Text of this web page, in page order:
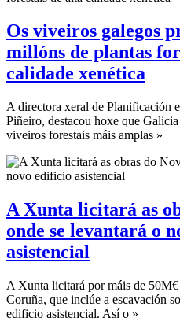
Os viveiros galegos
millóns de plantas
calidade xenética
A directora xeral de Planificación
Piñeiro, destacou hoxe que
viveiros forestais máis amplas »
A Xunta licitará as
onde se levantará o
asistencial
A Xunta licitará por máis de
Coruña, que inclúe a escavación
edificio asistencial. Así o »